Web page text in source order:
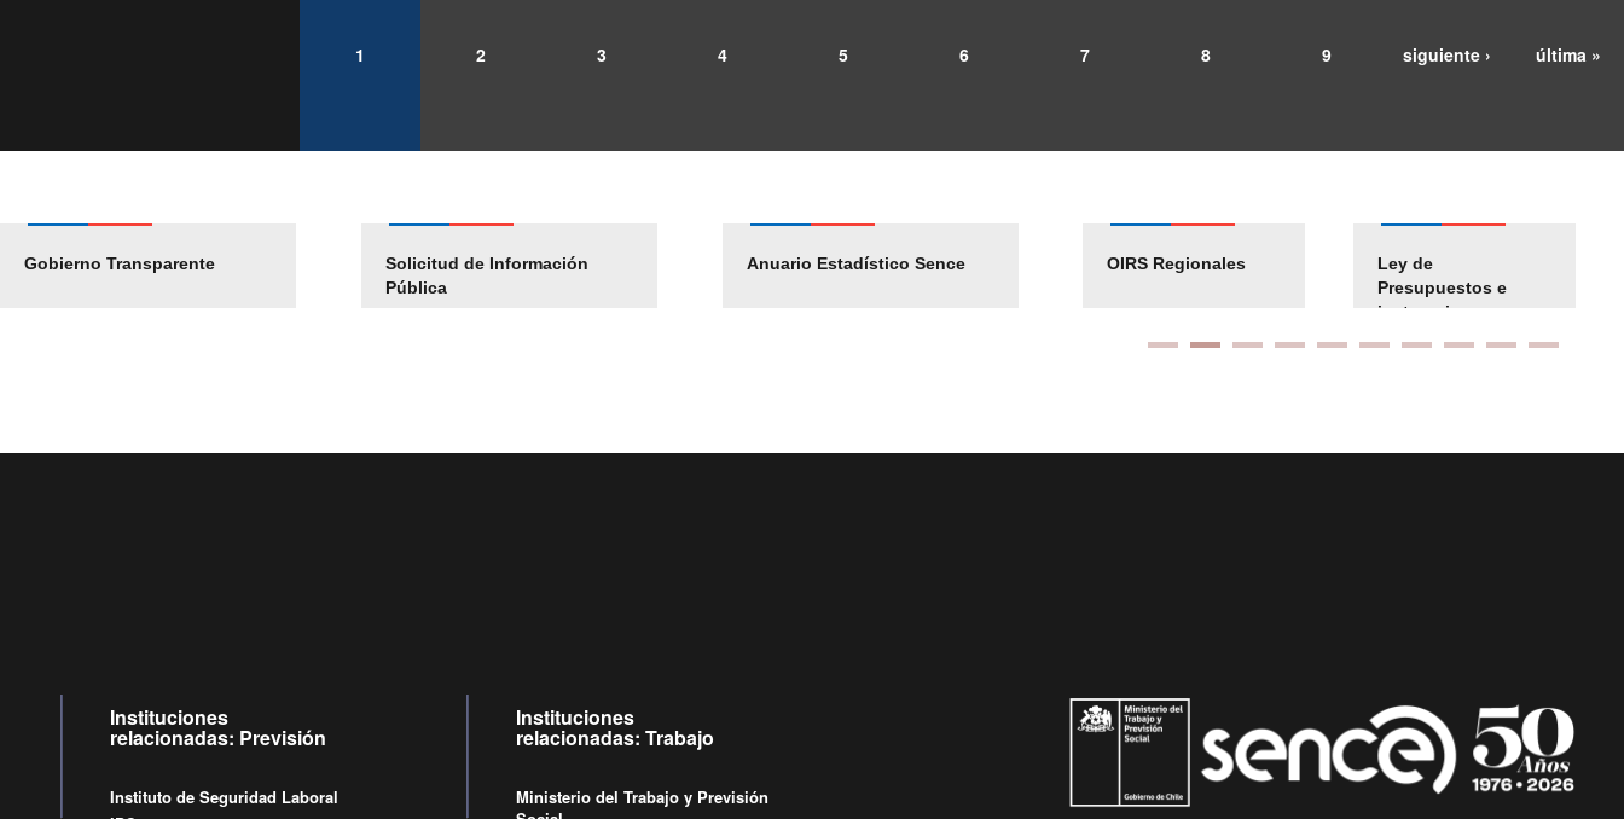
1 2 3 4 5 6 7 8 9 siguiente › última »
Gobierno Transparente
Solicitud de Información
Pública
Anuario Estadístico Sence
Pago Proveedores
Empleos Públicos
Solicitud Audiencias
OIRS Regionales
Ley de
Presupuestos e
instrucciones
Instituciones
relacionadas: Previsión
Instituto de Seguridad Laboral
Instituciones
relacionadas: Trabajo
Ministerio del Trabajo y Previsión